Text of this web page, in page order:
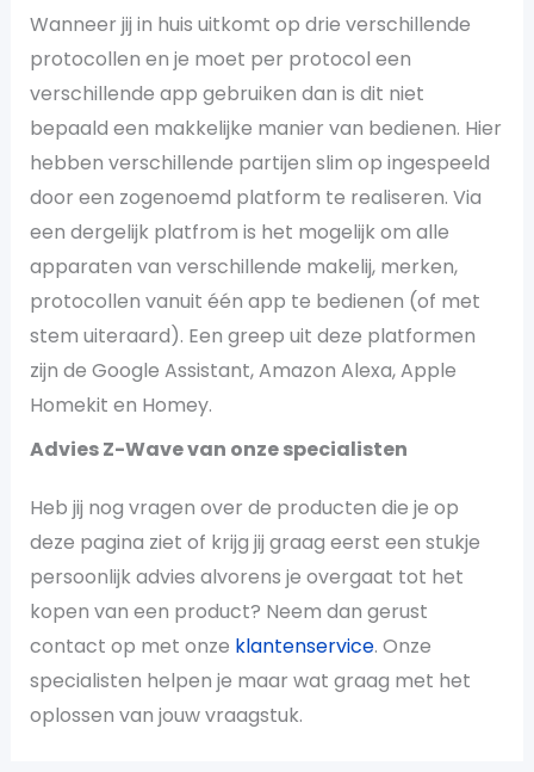
Wanneer jij in huis uitkomt op drie verschillende
protocollen en je moet per protocol een
verschillende app gebruiken dan is dit niet
bepaald een makkelijke manier van bedienen. Hier
hebben verschillende partijen slim op ingespeeld
door een zogenoemd platform te realiseren. Via
een dergelijk platfrom is het mogelijk om alle
apparaten van verschillende makelij, merken,
protocollen vanuit één app te bedienen (of met
stem uiteraard). Een greep uit deze platformen
zijn de Google Assistant, Amazon Alexa, Apple
Homekit en Homey.
Advies Z-Wave van onze specialisten
Heb jij nog vragen over de producten die je op
deze pagina ziet of krijg jij graag eerst een stukje
persoonlijk advies alvorens je overgaat tot het
kopen van een product? Neem dan gerust
contact op met onze klantenservice. Onze
specialisten helpen je maar wat graag met het
oplossen van jouw vraagstuk.